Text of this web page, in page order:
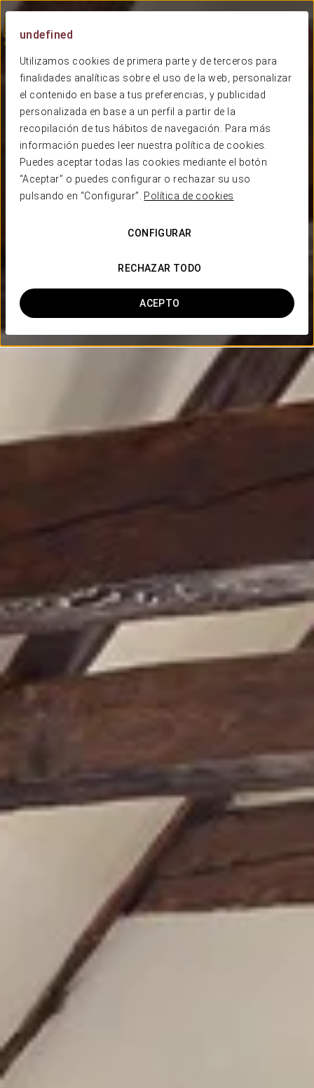
undefined
Utilizamos cookies de primera parte y de terceros para
finalidades analíticas sobre el uso de la web, personalizar
el contenido en base a tus preferencias, y publicidad
personalizada en base a un perfil a partir de la
recopilación de tus hábitos de navegación. Para más
información puedes leer nuestra política de cookies.
Puedes aceptar todas las cookies mediante el botón
“Aceptar” o puedes configurar o rechazar su uso
pulsando en “Configurar”. Política de cookies
CONFIGURAR
RECHAZAR TODO
ACEPTO